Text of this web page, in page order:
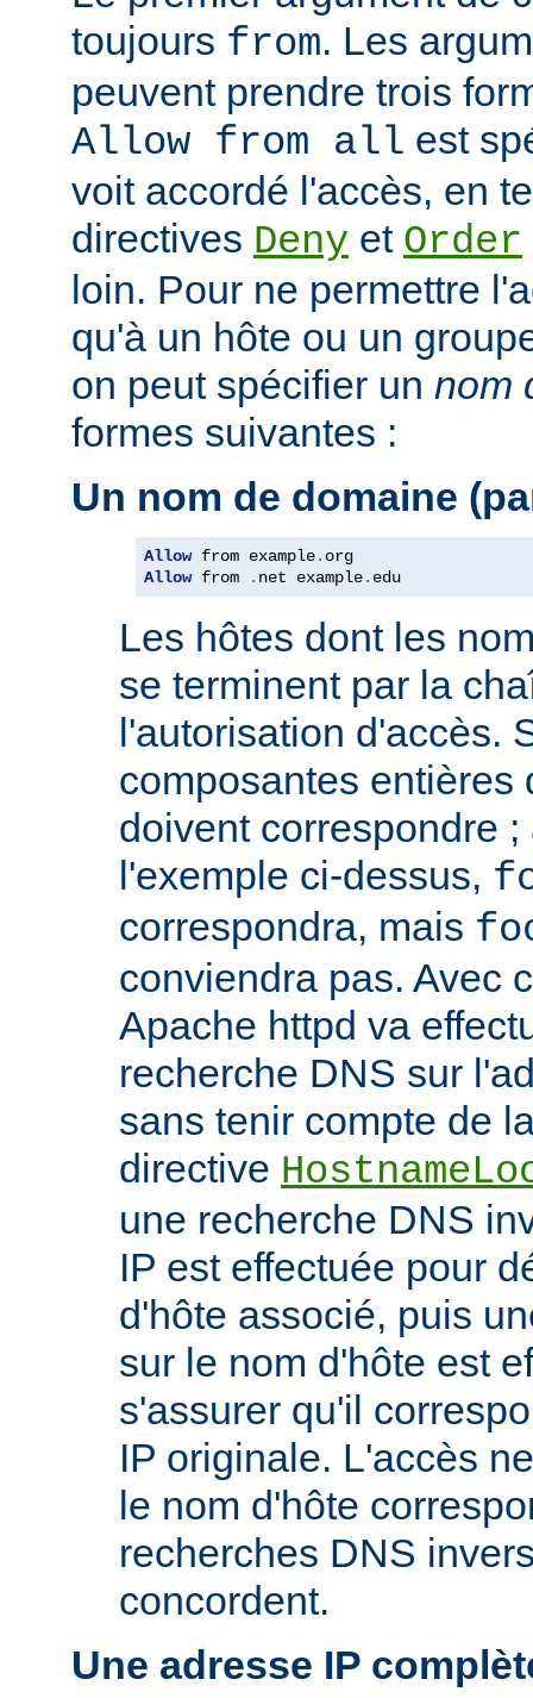
toujours from. Les
peuvent prendre trois
Allow from all est
voit accordé l'accès, en
directives Deny et Order
loin. Pour ne permettre
qu'à un hôte ou un
on peut spécifier un nom
formes suivantes :
Un nom de domaine
Allow from example.
Allow from . net example. edu
Les hôtes dont les
se terminent par la
l'autorisation d'accès.
composantes entières
doivent correspondre
l'exemple ci-dessus,
correspondra, mais
conviendra pas. Avec
Apache httpd va
recherche DNS sur
sans tenir compte de
directive
une recherche DNS
IP est effectuée pour
d'hôte associé, puis
sur le nom d'hôte est
s'assurer qu'il
IP originale. L'accès
le nom d'hôte
recherches DNS
concordent.
Une adresse IP